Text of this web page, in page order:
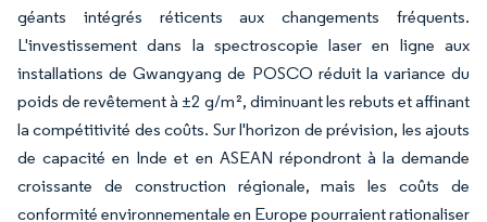
géants intégrés réticents aux changements fréquents.
L'investissement dans la spectroscopie laser en ligne aux
installations de Gwangyang de POSCO réduit la variance du
poids de revêtement à ±2 g/m², diminuant les rebuts et affinant
la compétitivité des coûts. Sur l'horizon de prévision, les ajouts
de capacité en Inde et en ASEAN répondront à la demande
croissante de construction régionale, mais les coûts de
conformité environnementale en Europe pourraient rationaliser